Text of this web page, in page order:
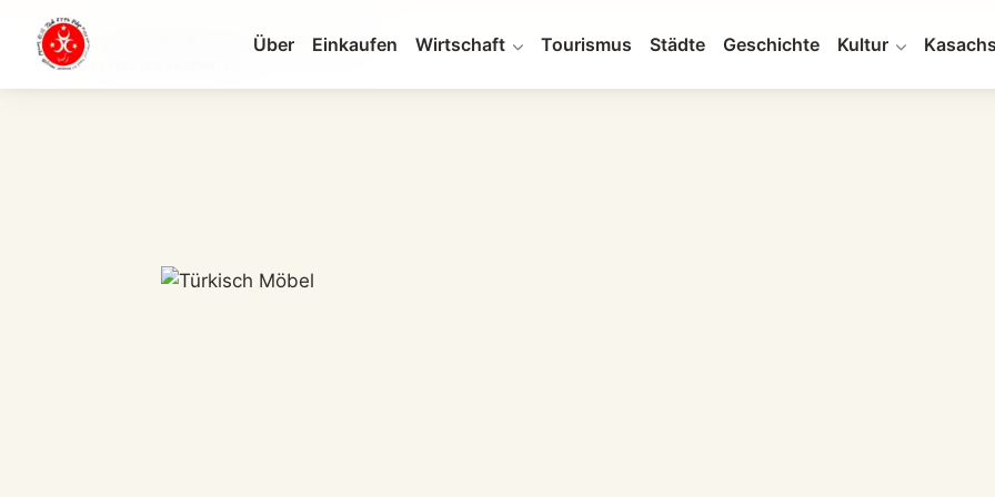
Über Einkaufen Wirtschaft Tourismus Städte Geschichte Kultur
Türkische Möbel: Import-Guide, Preise & To...